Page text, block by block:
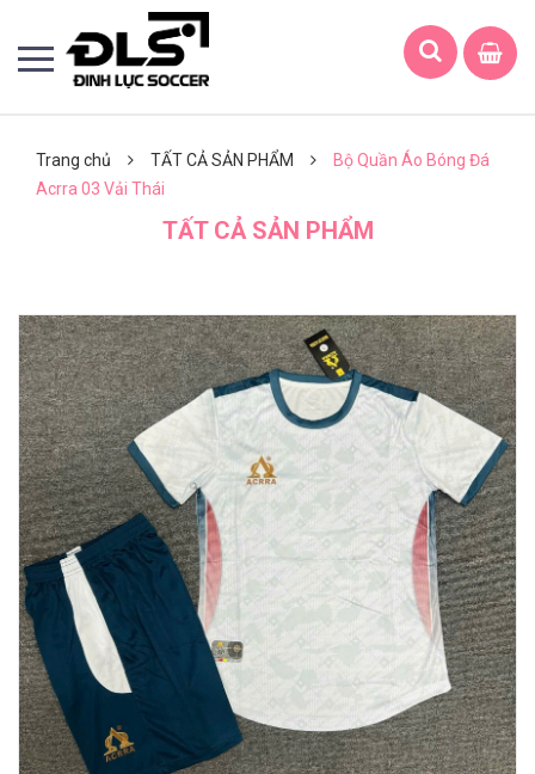
Trang chủ TẤT CẢ SẢN PHẨM
Bộ Quần Áo Bóng Đá
Acrra 03 Vải Thái
TẤT CẢ SẢN PHẨM